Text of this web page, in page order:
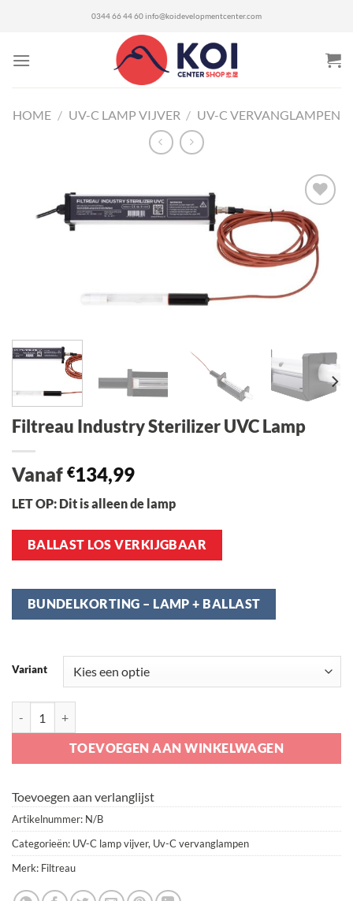
0344 66 44 60 info@koidevelopmentcenter.com
HOME / UV-C LAMP VIJVER / UV-C VERVANGLAMPEN
Toevoegen
aan
verlanglijst
Filtreau Industry Sterilizer UVC Lamp
Vanaf €134,99
LET OP: Dit is alleen de lamp
BALLAST LOS VERKIJGBAAR
BUNDELKORTING – LAMP + BALLAST
Variant
TOEVOEGEN AAN WINKELWAGEN
Toevoegen aan verlanglijst
Artikelnummer: N/B
Categorieën: UV-C lamp vijver, Uv-C vervanglampen
Merk: Filtreau